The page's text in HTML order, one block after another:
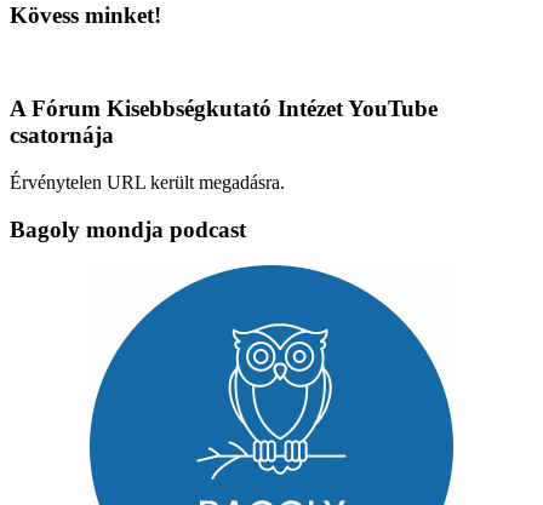
Kövess minket!
A Fórum Kisebbségkutató Intézet YouTube
csatornája
Érvénytelen URL került megadásra.
Bagoly mondja podcast